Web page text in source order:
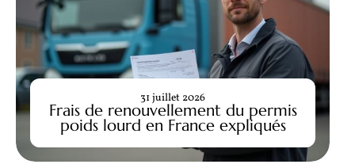
Frais de renouvellement du permis
poids lourd en France expliqués
31 juillet 2026